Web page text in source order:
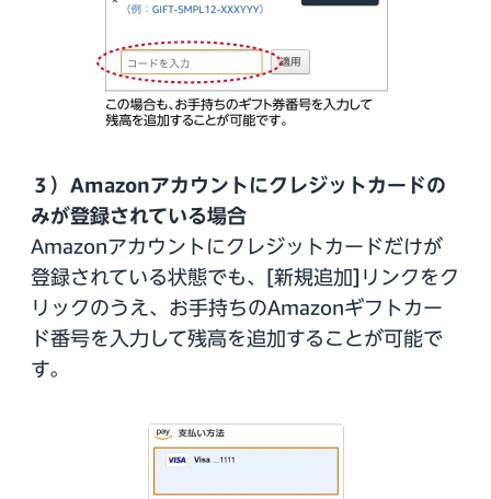
３）Amazonアカウントにクレジットカードの
みが登録されている場合
Amazonアカウントにクレジットカードだけが
登録されている状態でも、[新規追加]リンクをク
リックのうえ、お手持ちのAmazonギフトカー
ド番号を入力して残高を追加することが可能で
す。